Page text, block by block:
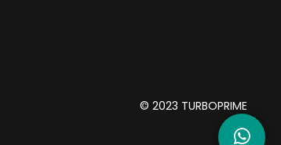
© 2023 TURBOPRIME